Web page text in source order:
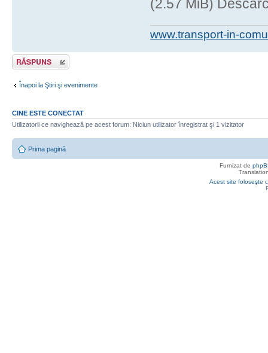
(2.57 MiB)
www.transport-in-
Răspunde
Înapoi la Ştiri şi evenimente
CINE ESTE CONECTAT
Utilizatorii ce navighează pe acest forum: Niciun utilizator înregistrat şi 1 vizitator
Prima pagină
Furnizat de
Acest site foloseşte